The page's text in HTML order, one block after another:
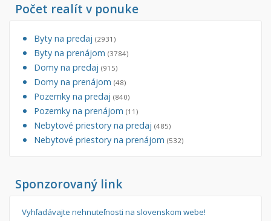
Počet realít v ponuke
Byty na predaj (2931)
Byty na prenájom (3784)
Domy na predaj (915)
Domy na prenájom (48)
Pozemky na predaj (840)
Pozemky na prenájom (11)
Nebytové priestory na predaj (485)
Nebytové priestory na prenájom (532)
Sponzorovaný link
Vyhľadávajte nehnuteľnosti na slovenskom webe!